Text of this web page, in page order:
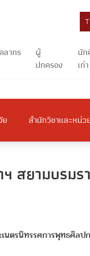
ลากร
ผู้
ปกครอง
นัก
เก่า
ย สำนักวิชาและหน่ว
สยามบรม
นตรนิทรรศการพุทธศิล